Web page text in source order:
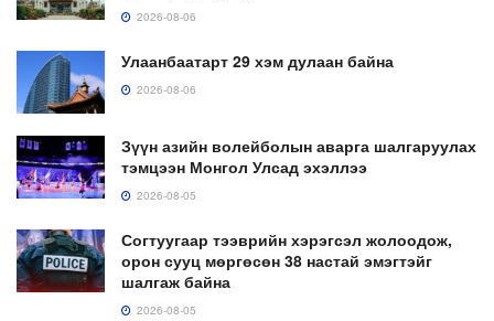
2026-08-06
Улаанбаатарт 29 хэм дулаан байна
2026-08-06
Зүүн азийн волейболын аварга шалгаруулах
тэмцээн Монгол Улсад эхэллээ
2026-08-05
Согтуугаар тээврийн хэрэгсэл жолоодож,
орон сууц мөргөсөн 38 настай эмэгтэйг
шалгаж байна
2026-08-05